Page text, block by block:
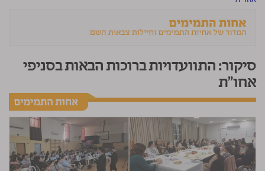
סיקור: התוועדויות ברוכות הבאות בסניפי
אחו"ת